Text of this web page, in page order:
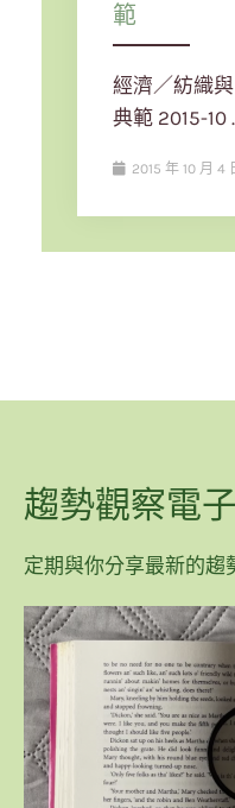
範
經濟／紡織
典範 2015-10
2015 年 10 月 4
趨勢觀察電
定期與你分享最新的趨